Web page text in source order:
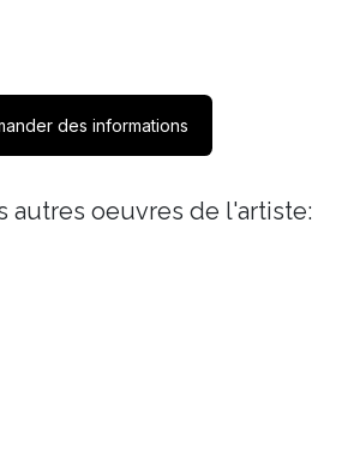
des informations
autres oeuvres de l'artiste: